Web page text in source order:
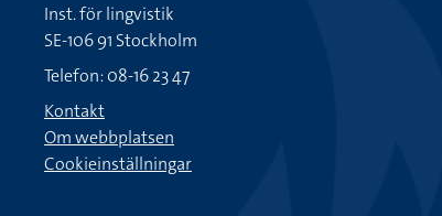
Inst. för lingvistik
SE-106 91 Stockholm
Telefon: 08-16 23 47
Kontakt
Om webbplatsen
Cookieinställningar